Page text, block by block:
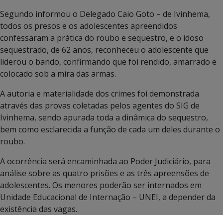
Segundo informou o Delegado Caio Goto – de Ivinhema,
todos os presos e os adolescentes apreendidos
confessaram a prática do roubo e sequestro, e o idoso
sequestrado, de 62 anos, reconheceu o adolescente que
liderou o bando, confirmando que foi rendido, amarrado e
colocado sob a mira das armas.
A autoria e materialidade dos crimes foi demonstrada
através das provas coletadas pelos agentes do SIG de
Ivinhema, sendo apurada toda a dinâmica do sequestro,
bem como esclarecida a função de cada um deles durante o
roubo.
A ocorrência será encaminhada ao Poder Judiciário, para
análise sobre as quatro prisões e as três apreensões de
adolescentes. Os menores poderão ser internados em
Unidade Educacional de Internação – UNEI, a depender da
existência das vagas.